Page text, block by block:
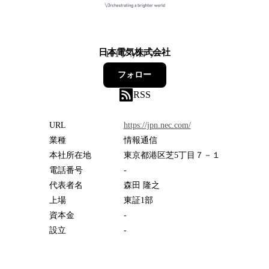
日本電気株式会社
101フォロワー
フォロー
RSS
URL
https://jpn.nec.com/
業種
情報通信
本社所在地
東京都港区芝5丁目７－１
電話番号
-
代表者名
森田 隆之
上場
東証1部
資本金
-
設立
-